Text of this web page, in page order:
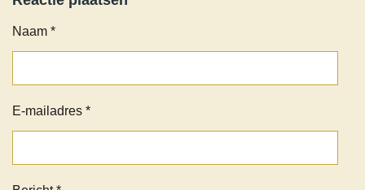
Naam *
E-mailadres *